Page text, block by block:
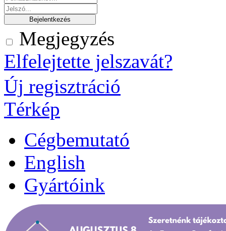
Megjegyzés
Elfelejtette jelszavát?
Új regisztráció
Térkép
Cégbemutató
English
Gyártóink